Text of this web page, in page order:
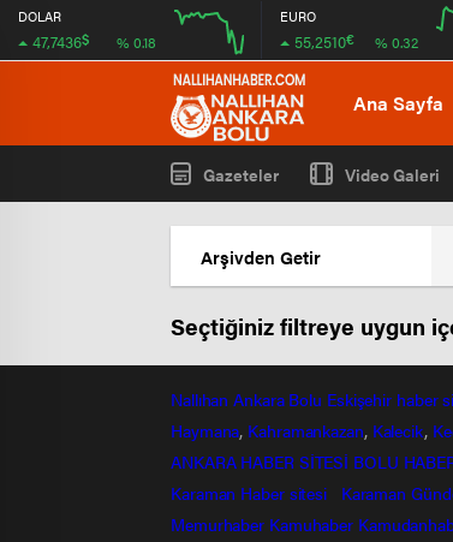
DOLAR
47,7436$ % 0.18
12:00 16:00
EURO
55,2510€ % 0.32
Ana Sayfa
Gazeteler Video Galeri
Seçtiğiniz filtreye uygun
Nallıhan Ankara Bolu Eskişehir haber
Haymana, Kahramankazan, Kalecik,
ANKARA HABER SİTESİ BOLU
Karaman Haber sitesi
Karaman
Memurhaber Kamuhaber